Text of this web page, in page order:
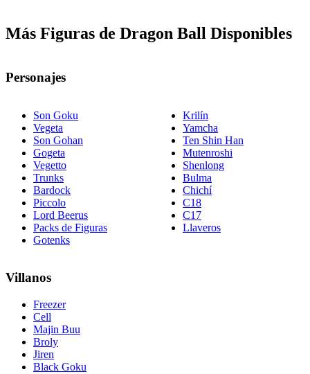
Más Figuras de Dragon Ball Disponibles
Personajes
Son Goku
Vegeta
Son Gohan
Gogeta
Vegetto
Trunks
Bardock
Piccolo
Lord Beerus
Packs de Figuras
Gotenks
Krilín
Yamcha
Ten Shin Han
Mutenroshi
Shenlong
Bulma
Chichí
C18
C17
Llaveros
Villanos
Freezer
Cell
Majin Buu
Broly
Jiren
Black Goku